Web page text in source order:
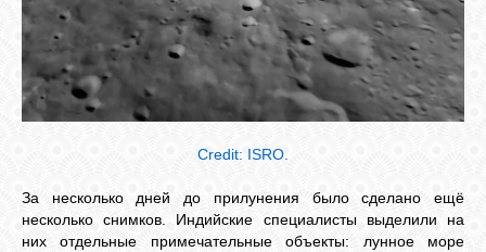
Credit: ISRO.
За несколько дней до прилунения было сделано ещё
несколько снимков. Индийские специалисты выделили на
них отдельные примечательные объекты: лунное море